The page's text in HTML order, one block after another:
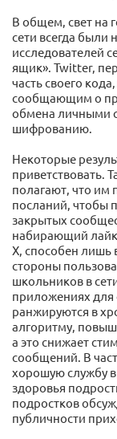
В общем, свет на
сети всегда
исследователей
ящик». Twitter,
часть своего
сообщающим о
обмена личными
шифрованию.
Некоторые
приветствовать.
полагают, что им
посланий, чтобы
закрытых
набирающий
X, способен лишь
стороны
школьников в
приложениях
ранжируются в
алгоритму,
а это снижает
сообщений. В
хорошую службу в
здоровья
подростков
публичности